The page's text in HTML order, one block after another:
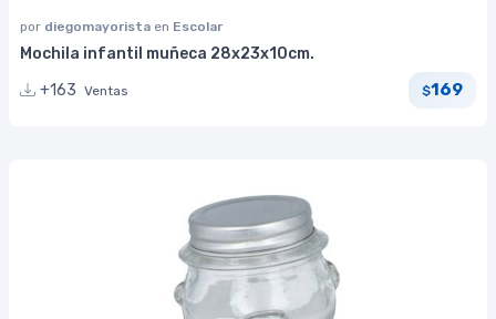
por diegomayorista en Escolar
Mochila infantil muñeca 28x23x10cm.
+163 Ventas $169